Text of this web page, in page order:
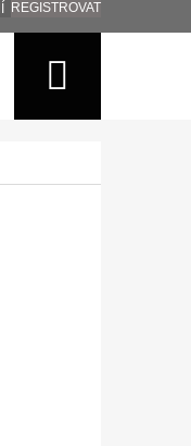
REGISTROVAT
Hledat